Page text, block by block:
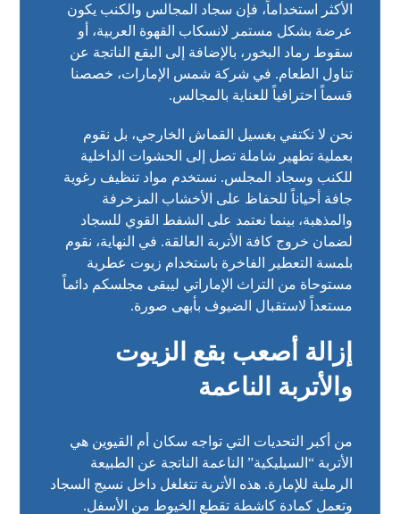
الأكثر استخداماً، فإن سجاد المجالس والكنب يكون
عرضة بشكل مستمر لانسكاب القهوة العربية، أو
سقوط رماد البخور، بالإضافة إلى البقع الناتجة عن
تناول الطعام. في شركة شمس الإمارات، خصصنا
قسماً احترافياً للعناية بالمجالس.
نحن لا نكتفي بغسيل القماش الخارجي، بل نقوم
بعملية تطهير شاملة تصل إلى الحشوات الداخلية
للكنب وسجاد المجلس. نستخدم مواد تنظيف رغوية
جافة أحياناً للحفاظ على الأخشاب المزخرفة
والمذهبة، بينما نعتمد على الشفط القوي للسجاد
لضمان خروج كافة الأتربة العالقة. في النهاية، نقوم
بلمسة التعطير الفاخرة باستخدام زيوت عطرية
مستوحاة من التراث الإماراتي ليبقى مجلسكم دائماً
مستعداً لاستقبال الضيوف بأبهى صورة.
إزالة أصعب بقع الزيوت
والأتربة الناعمة
من أكبر التحديات التي تواجه سكان أم القيوين هي
الأتربة “السيليكية” الناعمة الناتجة عن الطبيعة
الرملية للإمارة. هذه الأتربة تتغلغل داخل نسيج السجاد
وتعمل كمادة كاشطة تقطع الخيوط من الأسفل.